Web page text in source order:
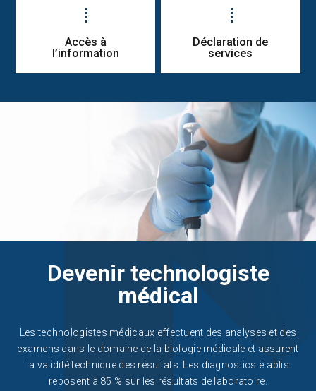
Accès à
l’information
Déclaration de
services
Devenir technologiste
médical
Les technologistes médicaux effectuent des analyses et des
examens dans le domaine de la biologie médicale et assurent
la validité technique des résultats. Les diagnostics établis
reposent à 85 % sur les résultats de laboratoire.